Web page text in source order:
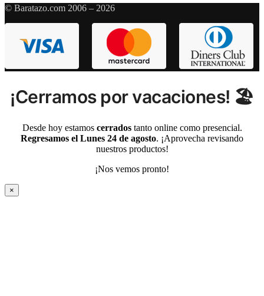
© Baratazo.com 2006 – 2026
¡Cerramos por vacaciones! 🏖️
Desde hoy estamos cerradostanto online como presencial.
Regresamos el Lunes 24 de agosto. ¡Aprovecha revisando
nuestros productos!
¡Nos vemos pronto!
×